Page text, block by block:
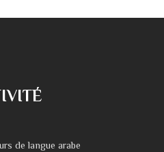
de langue arabe